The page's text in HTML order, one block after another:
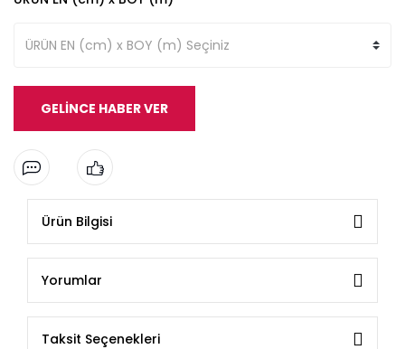
GELİNCE HABER VER
Ürün Bilgisi
Yorumlar
Taksit Seçenekleri